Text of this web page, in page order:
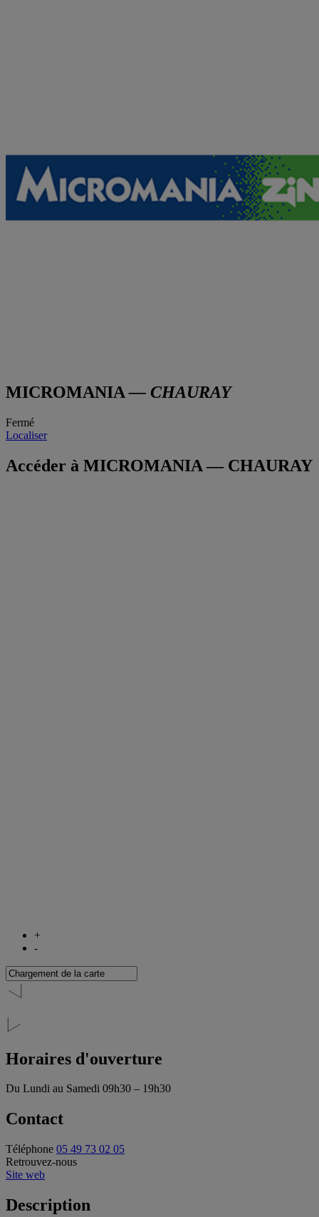
MICROMANIA— CHAURAY
Fermé
Localiser
Accéder à MICROMANIA — CHAURAY
+
-
Horaires d'ouverture
Du Lundi au Samedi 09h30 – 19h30
Contact
Téléphone 05 49 73 02 05
Retrouvez-nous
Site web
Description